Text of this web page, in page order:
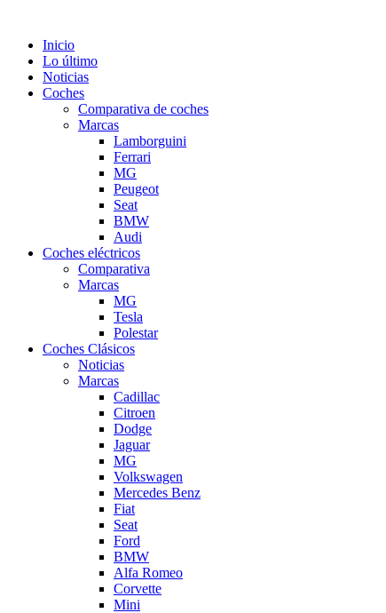
Inicio
Lo último
Noticias
Coches
Comparativa de coches
Marcas
Lamborguini
Ferrari
MG
Peugeot
Seat
BMW
Audi
Coches eléctricos
Comparativa
Marcas
MG
Tesla
Polestar
Coches Clásicos
Noticias
Marcas
Cadillac
Citroen
Dodge
Jaguar
MG
Volkswagen
Mercedes Benz
Fiat
Seat
Ford
BMW
Alfa Romeo
Corvette
Mini